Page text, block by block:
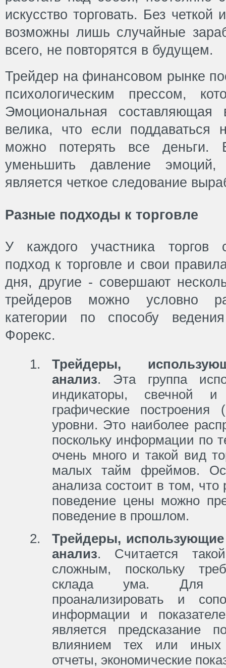
искусство торговать. Без четкой
возможны лишь случайные
всего, не повторятся в будущем.
Трейдер на финансовом рынке
психологическим прессом,
Эмоциональная составляющая
велика, что если поддаваться
можно потерять все деньги.
уменьшить давление
является четкое следование
Разные подходы к торговле
У каждого участника торгов
подход к торговле и свои
дня, другие - совершают
трейдеров можно условно
категории по способу
Форекс.
Трейдеры,
анализ. Эта группа
индикаторы, свечной и
графические
уровни. Это наиболее
поскольку информации по
очень много и такой вид
малых тайм фреймов.
анализа состоит в том, что
поведение цены можно
поведение в прошлом.
Трейдеры,
анализ. Считается
сложным, поскольку
склада ума. Для
проанализировать и
информации и
является предсказание
влиянием тех или иных
отчеты, экономические